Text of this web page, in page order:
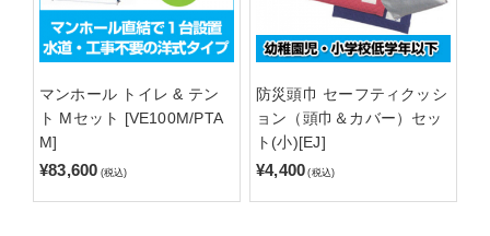
マンホール トイレ & テン
ト Mセット [VE100M/PTA
M]
¥83,600 (税込)
防災頭巾 セーフティクッシ
ョン（頭巾＆カバー）セッ
ト(小)[EJ]
¥4,400 (税込)